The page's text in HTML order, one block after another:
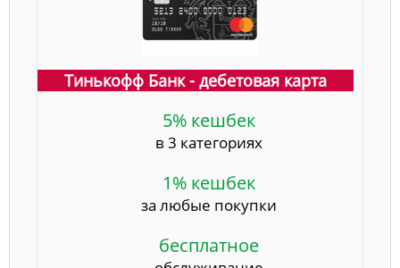
Тинькофф Банк - дебетовая карта
5% кешбек
в 3 категориях
1% кешбек
за любые покупки
бесплатное